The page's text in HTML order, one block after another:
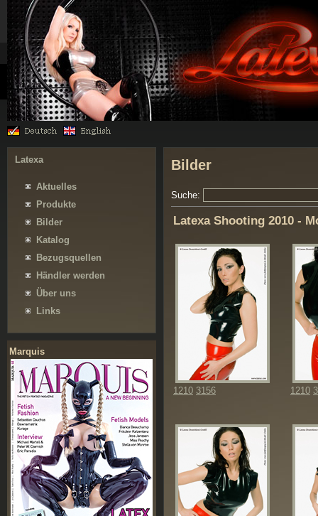
Latexa
Aktuelles
Produkte
Bilder
Katalog
Bezugsquellen
Händler werden
Über uns
Links
Marquis
Bilder
Suche:
Latexa Shooting 2010 -
1210 3156 1210